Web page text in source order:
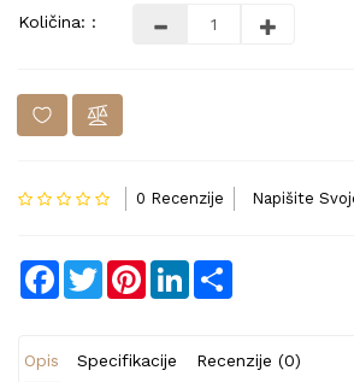
Količina: :
0 Recenzije Napišite
Facebook
TwitterPinterestLinkedIn
Opis Specifikacije Recenzije (0)